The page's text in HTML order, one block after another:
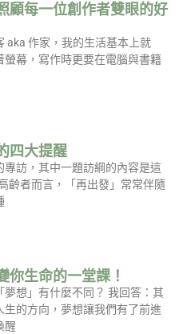
顧每一位創作者雙眼的好
aka 作家，我的生活基本上就
幕，寫作時更要在電腦與書籍
四大提醒
訪，其中一題訪綱的內容是這
齡者而言，「再出發」常常伴隨
你生命的一堂課！
想」有什麼不同？ 我回答：其
的方向，夢想讓我們有了前進
醒